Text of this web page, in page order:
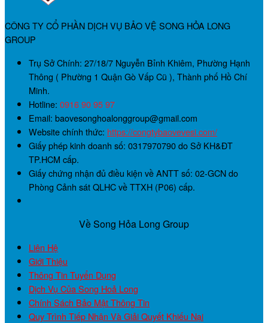
CÔNG TY CỔ PHẦN DỊCH VỤ BẢO VỆ SONG HỎA LONG
GROUP
Trụ Sở Chính: 27/18/7 Nguyễn Bỉnh Khiêm, Phường Hạnh
Thông ( Phường 1 Quận Gò Vấp Cũ ), Thành phố Hồ Chí
Minh.
Hotline: 0916 90 95 97
Email: baovesonghoalonggroup@gmail.com
Website chính thức: https://congtybaovevesi.com/
Giấy phép kinh doanh số: 0317970790do Sở KH&ĐT
TP.HCM cấp.
Giấy chứng nhận đủ điều kiện về ANTT số: 02-GCNdo
Phòng Cảnh sát QLHC về TTXH (P06) cấp.
Về Song Hỏa Long Group
Liên Hệ
Giới Thiệu
Thông Tin Tuyển Dụng
Dịch Vụ Của Song Hoả Long
Chính Sách Bảo Mật Thông Tin
Quy Trình Tiếp Nhận Và Giải Quyết Khiếu Nại